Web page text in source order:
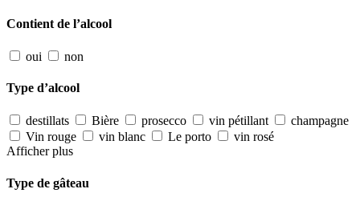
Contient de l’alcool
oui non
Type d’alcool
destillats Bière prosecco vin pétillant
champagne
Vin rouge
vin blanc Le porto
vin rosé
Afficher plus
Type de gâteau